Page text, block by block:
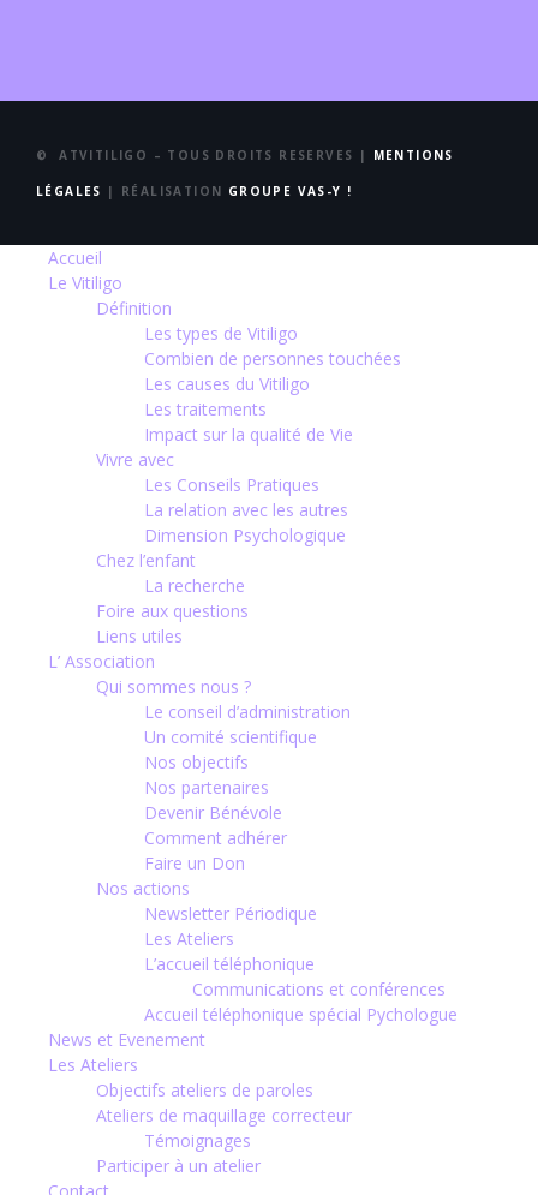
© ATVITILIGO – TOUS DROITS RESERVES | MENTIONS
LÉGALES | RÉALISATION GROUPE VAS-Y !
Accueil
Le Vitiligo
Définition
Les types de Vitiligo
Combien de personnes touchées
Les causes du Vitiligo
Les traitements
Impact sur la qualité de Vie
Vivre avec
Les Conseils Pratiques
La relation avec les autres
Dimension Psychologique
Chez l’enfant
La recherche
Foire aux questions
Liens utiles
L’ Association
Qui sommes nous ?
Le conseil d’administration
Un comité scientifique
Nos objectifs
Nos partenaires
Devenir Bénévole
Comment adhérer
Faire un Don
Nos actions
Newsletter Périodique
Les Ateliers
L’accueil téléphonique
Communications et conférences
Accueil téléphonique spécial Pychologue
News et Evenement
Les Ateliers
Objectifs ateliers de paroles
Ateliers de maquillage correcteur
Témoignages
Participer à un atelier